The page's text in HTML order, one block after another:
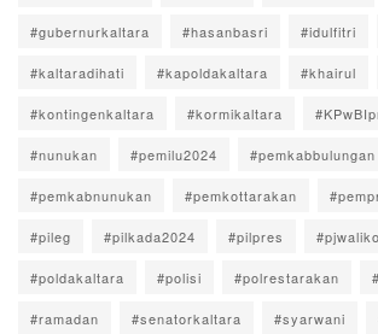
#gubernurkaltara #hasanbasri #idulfitri
#kaltaradihati #kapoldakaltara #khairul
#kontingenkaltara #kormikaltara
#nunukan #pemilu2024 #pemkabbulungan
#pemkabnunukan #pemkottarakan
#pileg #pilkada2024 #pilpres
#poldakaltara #polisi #polrestarakan
#ramadan #senatorkaltara #syarwani